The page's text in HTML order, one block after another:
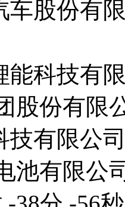
技有限公
池有限公
能源科技
-38分 -57秒